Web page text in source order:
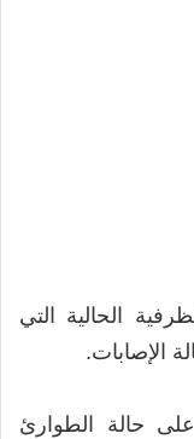
الحالية التي
الإصابات.
حالة الطوارئ